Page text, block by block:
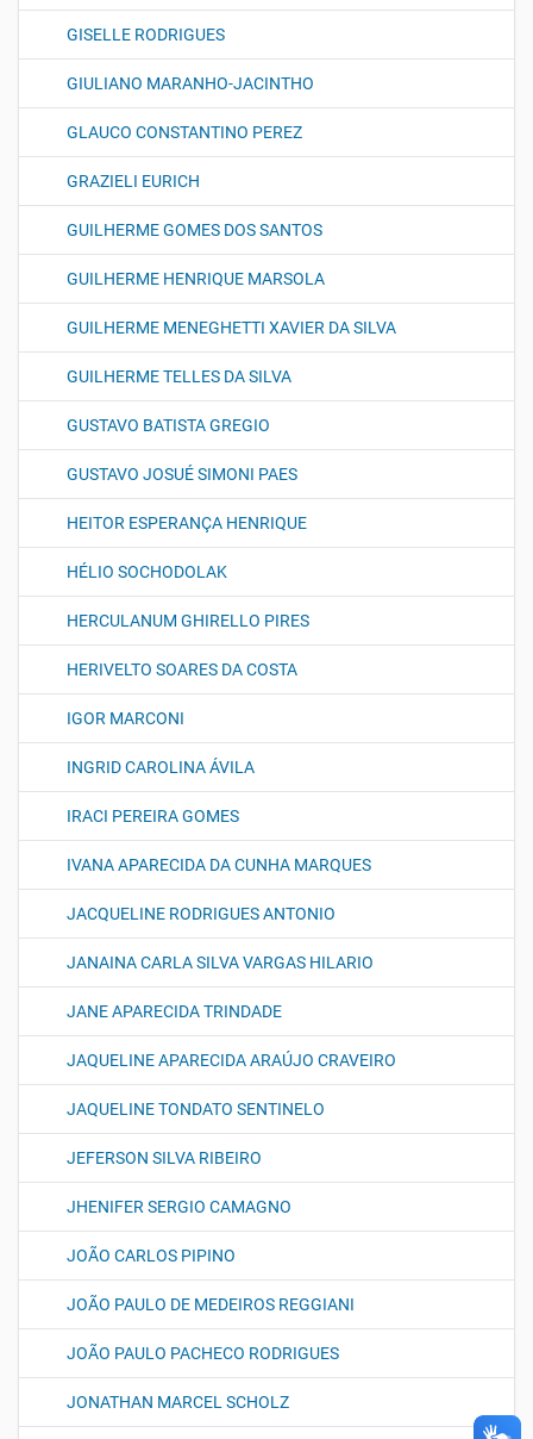
GISELLE RODRIGUES
GIULIANO MARANHO-JACINTHO
GLAUCO CONSTANTINO PEREZ
GRAZIELI EURICH
GUILHERME GOMES DOS SANTOS
GUILHERME HENRIQUE MARSOLA
GUILHERME MENEGHETTI XAVIER DA SILVA
GUILHERME TELLES DA SILVA
GUSTAVO BATISTA GREGIO
GUSTAVO JOSUÉ SIMONI PAES
HEITOR ESPERANÇA HENRIQUE
HÉLIO SOCHODOLAK
HERCULANUM GHIRELLO PIRES
HERIVELTO SOARES DA COSTA
IGOR MARCONI
INGRID CAROLINA ÁVILA
IRACI PEREIRA GOMES
IVANA APARECIDA DA CUNHA MARQUES
JACQUELINE RODRIGUES ANTONIO
JANAINA CARLA SILVA VARGAS HILARIO
JANE APARECIDA TRINDADE
JAQUELINE APARECIDA ARAÚJO CRAVEIRO
JAQUELINE TONDATO SENTINELO
JEFERSON SILVA RIBEIRO
JHENIFER SERGIO CAMAGNO
JOÃO CARLOS PIPINO
JOÃO PAULO DE MEDEIROS REGGIANI
JOÃO PAULO PACHECO RODRIGUES
JONATHAN MARCEL SCHOLZ